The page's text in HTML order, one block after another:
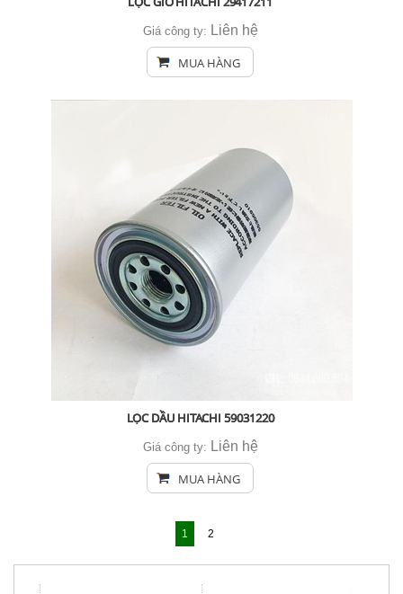
Giá công ty: Liên hệ
MUA HÀNG
LỌC DẦU HITACHI 59031220
Giá công ty: Liên hệ
MUA HÀNG
1 2